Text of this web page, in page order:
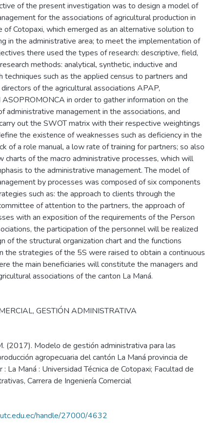
of the present investigation was to design a model of
for the associations of agricultural production in
of Cotopaxi, which emerged as an alternative solution to
in the administrative area; to meet the implementation of
there used the types of research: descriptive, field,
methods: analytical, synthetic, inductive and
techniques such as the applied census to partners and
of the agricultural associations APAP,
in order to gather information on the
administrative management in the associations, and
out the SWOT matrix with their respective weightings
the existence of weaknesses such as deficiency in the
of a role manual, a low rate of training for partners; so also
charts of the macro administrative processes, which will
to the administrative management. The model of
by processes was composed of six components
such as: the approach to clients through the
of attention to the partners, the approach of
with an exposition of the requirements of the Person
the participation of the personnel will be realized
of the structural organization chart and the functions
the strategies of the 5S were raised to obtain a continuous
the main beneficiaries will constitute the managers and
associations of the canton La Maná.
, GESTIÓN ADMINISTRATIVA
(2017). Modelo de gestión administrativa para las
agropecuaria del cantón La Maná provincia de
: La Maná : Universidad Técnica de Cotopaxi; Facultad de
Carrera de Ingeniería Comercial
handle/27000/4632